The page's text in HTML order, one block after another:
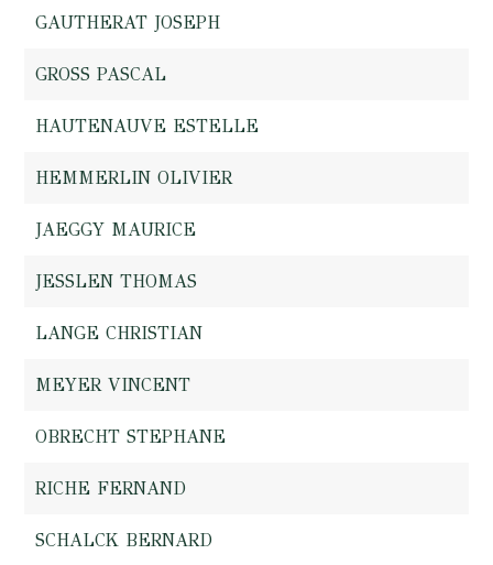
GAUTHERAT JOSEPH
GROSS PASCAL
HAUTENAUVE ESTELLE
HEMMERLIN OLIVIER
JAEGGY MAURICE
JESSLEN THOMAS
LANGE CHRISTIAN
MEYER VINCENT
OBRECHT STEPHANE
RICHE FERNAND
SCHALCK BERNARD